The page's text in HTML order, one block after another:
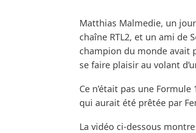
Matthias Malmedie, un
chaîne RTL2, et un ami de
champion du monde avait
se faire plaisir au volant
Ce n’était pas une
qui aurait été prêtée par
La vidéo ci-dessous